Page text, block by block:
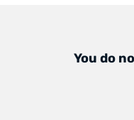
You do